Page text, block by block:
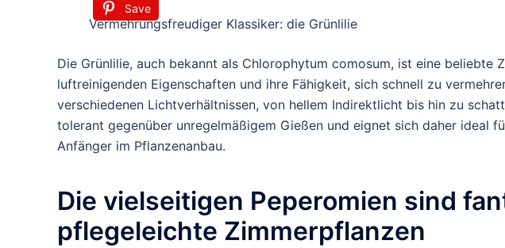
Save
Vermehrungsfreudiger Klassiker: die Grünlilie
Die Grünlilie, auch bekannt als Chlorophytum comosum, ist eine beliebte
luftreinigenden Eigenschaften und ihre Fähigkeit, sich schnell zu
verschiedenen Lichtverhältnissen, von hellem Indirektlicht bis hin zu
tolerant gegenüber unregelmäßigem Gießen und eignet sich daher ideal
Anfänger im Pflanzenanbau.
Die vielseitigen Peperomien sind
pflegeleichte Zimmerpflanzen